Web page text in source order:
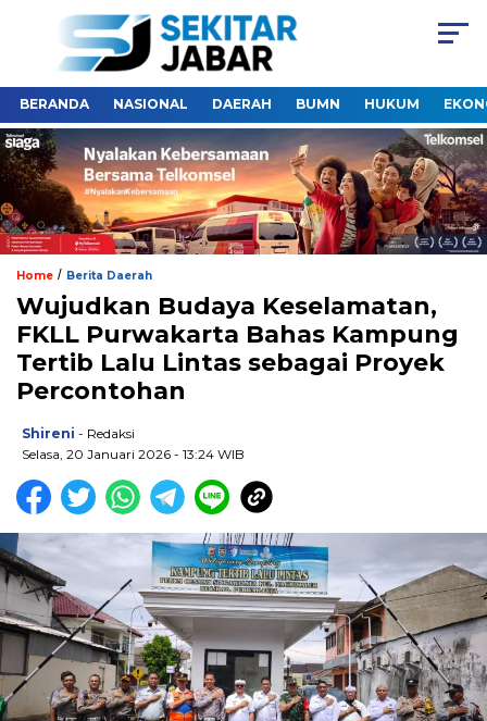
BERANDA NASIONAL DAERAH BUMN HUKUM
Home / Berita Daerah
Wujudkan Budaya Keselamatan,
FKLL Purwakarta Bahas Kampung
Tertib Lalu Lintas sebagai Proyek
Percontohan
Shireni - Redaksi
Selasa, 20 Januari 2026 - 13:24 WIB